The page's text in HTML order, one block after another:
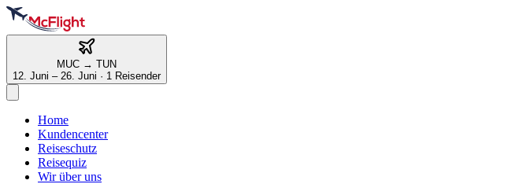
MUC → TUN
12. Juni – 26. Juni · 1 Reisender
Home
Kundencenter
Reiseschutz
Reisequiz
Wir über uns